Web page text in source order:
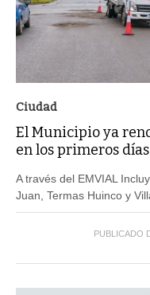
Ciudad
El Municipio ya
en los primeros
A través del EMVIAL
Juan, Termas Huinco y
PUBLICADO